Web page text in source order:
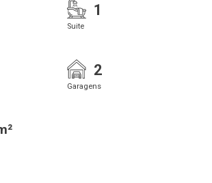
1
Suite
2
Garagens